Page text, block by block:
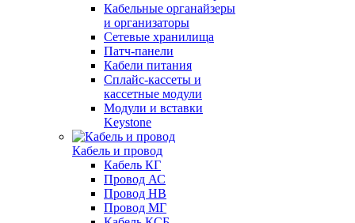
Кабельные органайзеры
и организаторы
Сетевые хранилища
Патч-панели
Кабели питания
Сплайс-кассеты и
кассетные модули
Модули и вставки
Keystone
Кабель и провод
Кабель КГ
Провод АС
Провод НВ
Провод МГ